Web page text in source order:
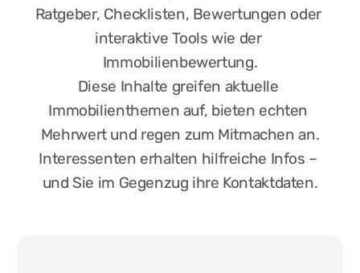
04
Veröffentlichen oder planen
Mit einem Klick wird Ihr Post direkt auf
Facebook, Instagram oder LinkedIn
veröffentlicht oder zu einem späteren
Zeitpunkt geplant.
Ratgeber, Checklisten, Bewertungen oder
interaktive Tools wie der
Immobilienbewertung.
Diese Inhalte greifen aktuelle
Immobilienthemen auf, bieten echten
Mehrwert und regen zum Mitmachen an.
Interessenten erhalten hilfreiche Infos –
und Sie im Gegenzug ihre Kontaktdaten.